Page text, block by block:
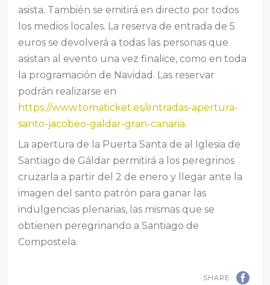
asista. También se emitirá en directo por todos
los medios locales. La reserva de entrada de 5
euros se devolverá a todas las personas que
asistan al evento una vez finalice, como en toda
la programación de Navidad. Las reservar
podrán realizarse en
https://www.tomaticket.es/entradas-apertura-
santo-jacobeo-galdar-gran-canaria.
La apertura de la Puerta Santa de al Iglesia de
Santiago de Gáldar permitirá a los peregrinos
cruzarla a partir del 2 de enero y llegar ante la
imagen del santo patrón para ganar las
indulgencias plenarias, las mismas que se
obtienen peregrinando a Santiago de
Compostela.
SHARE